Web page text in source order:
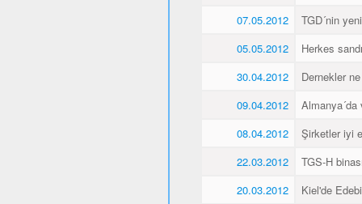
07.05.2012
TGD´nin
05.05.2012
Herkes
30.04.2012
Dernekler
09.04.2012
Almanya´da
08.04.2012
Şirketler iyi
22.03.2012
TGS-H
20.03.2012
Kiel'de